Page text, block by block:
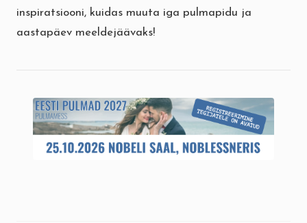
inspiratsiooni, kuidas muuta iga pulmapidu ja
aastapäev meeldejäävaks!